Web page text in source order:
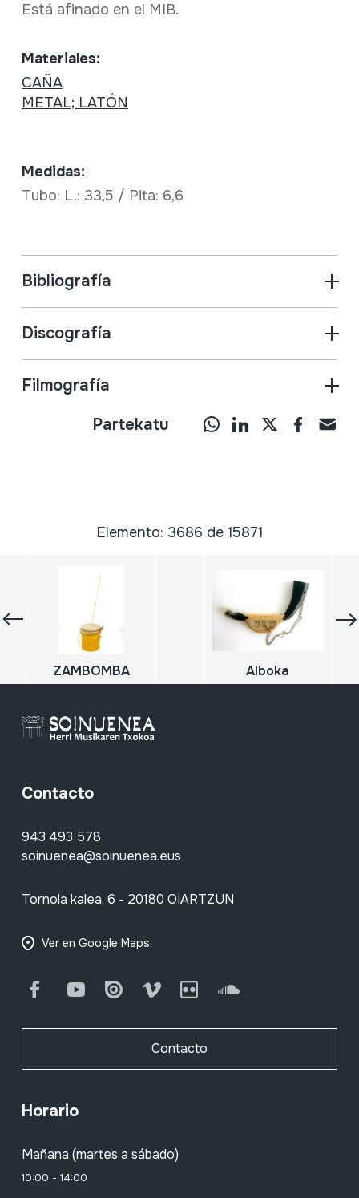
Está afinado en el MIB.
Materiales:
CAÑA
METAL; LATÓN
Medidas:
Tubo: L.: 33,5 / Pita: 6,6
Bibliografía
Discografía
Filmografía
Partekatu
Elemento: 3686 de 15871
ZAMBOMBA Alboka
Contacto
943 493 578
soinuenea@soinuenea.eus
Tornola kalea, 6 - 20180 OIARTZUN
Ver en Google Maps
FacebookYoutube Issuu Vimeo Flickr SoundCloud
Contacto
Horario
Mañana (martes a sábado)
10:00 - 14:00